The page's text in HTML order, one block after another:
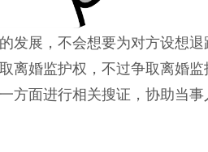
发展，不会想要为对方设想
离婚监护权，不过争取离婚
方面进行相关搜证，协助当